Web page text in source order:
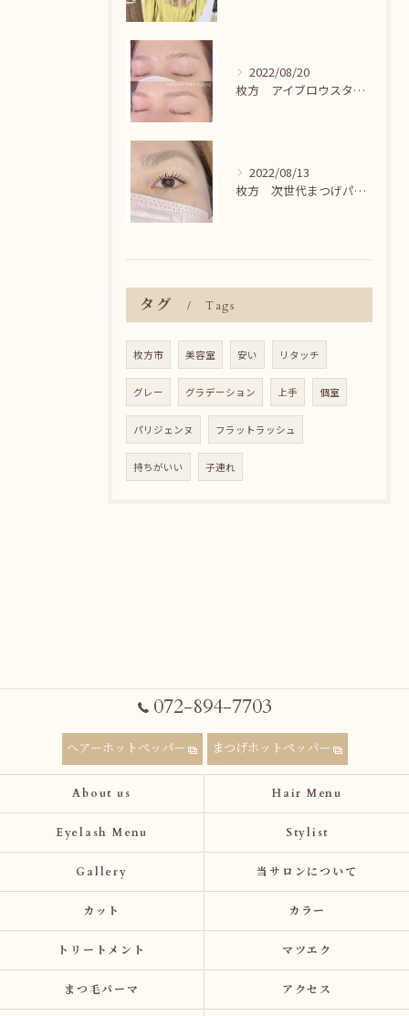
2022/08/20
枚方 アイブロウスタイリング＾＾
2022/08/13
枚方 次世代まつげパーマ♪
タグ Tags
枚方市 美容室 安い リタッチ
グレー グラデーション 上手 個室
パリジェンヌ フラットラッシュ
持ちがいい 子連れ
072-894-7703
ヘアーホットペッパー まつげホットペッパー
About us Hair Menu
Eyelash Menu Stylist
Gallery 当サロンについて
カット カラー
トリートメント マツエク
まつ毛パーマ アクセス